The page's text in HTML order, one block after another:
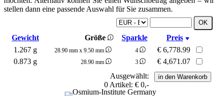
stellen dann eine passende Auswahl für Sie zusammen.
Gewicht Größe Sparkle
Preis
1.267 g
28.90 mm x 9.50 mm 4 € 6,778.99
0.873 g
28.90 mm 3 € 4,671.07
Ausgewählt:
0 Artikel: € 0,-